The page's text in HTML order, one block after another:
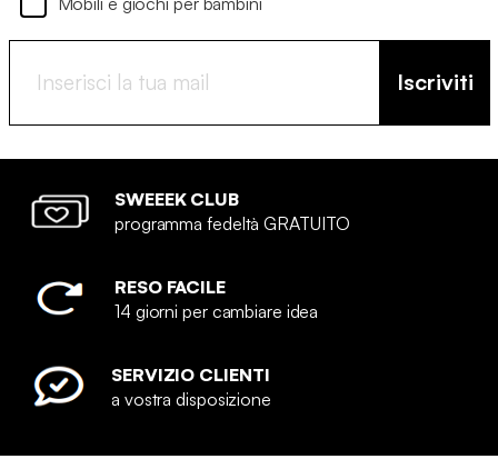
Iscriviti
SWEEEK CLUB
programma fedeltà GRATUITO
RESO FACILE
14 giorni per cambiare idea
SERVIZIO CLIENTI
a vostra disposizione